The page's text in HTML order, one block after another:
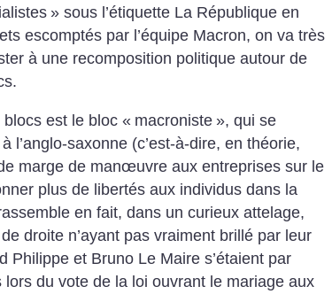
» sous l’étiquette La République en
escomptés par l’équipe Macron, on va très
à une recomposition politique autour de
est le bloc « macroniste », qui se
à l’anglo-saxonne (c’est-à-dire, en théorie,
marge de manœuvre aux entreprises sur le
plus de libertés aux individus dans la
en fait, dans un curieux attelage,
droite n’ayant pas vraiment brillé par leur
Philippe et Bruno Le Maire s’étaient par
lors du vote de la loi ouvrant le mariage aux